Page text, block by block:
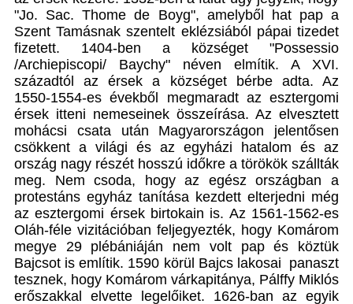
"Jo. Sac. Thome de Boyg", amelyből hat pap a
Szent Tamásnak szentelt eklézsiából pápai tizedet
fizetett. 1404-ben a községet "Possessio
/Archiepiscopi/ Baychy" néven elmítik. A XVI.
századtól az érsek a községet bérbe adta. Az
1550-1554-es évekből megmaradt az esztergomi
érsek itteni nemeseinek összeírása. Az elvesztett
mohácsi csata után Magyarországon jelentősen
csökkent a világi és az egyházi hatalom és az
ország nagy részét hosszú időkre a törökök szállták
meg. Nem csoda, hogy az egész országban a
protestáns egyház tanítása kezdett elterjedni még
az esztergomi érsek birtokain is. Az 1561-1562-es
Oláh-féle vizitációban feljegyezték, hogy Komárom
megye 29 plébániáján nem volt pap és köztük
Bajcsot is említik. 1590 körül Bajcs lakosai panaszt
tesznek, hogy Komárom várkapitánya, Pálffy Miklós
erőszakkal elvette legelőiket. 1626-ban az egyik